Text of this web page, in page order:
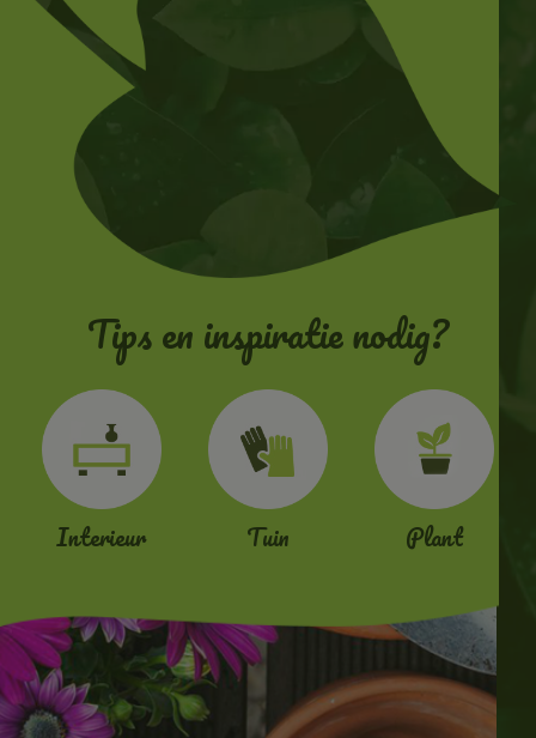
Tips en inspiratie nodig?
Interieur Tuin Plant